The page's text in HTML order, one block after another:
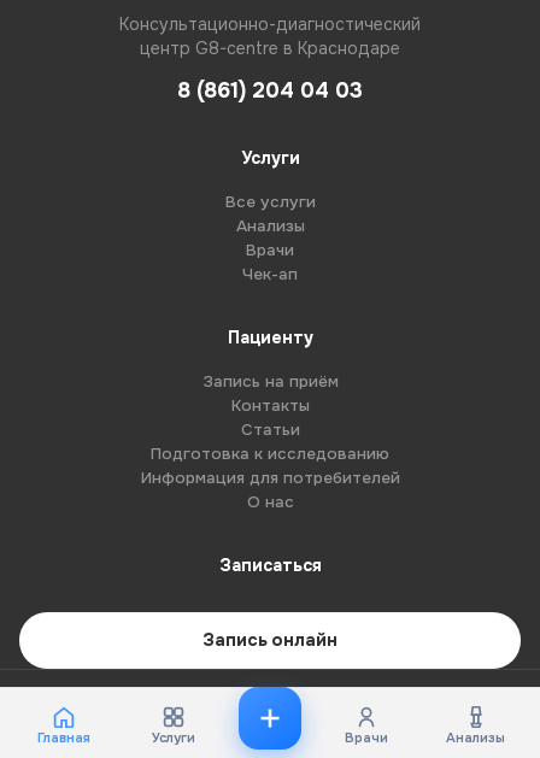
Консультационно-диагностический
центр G8-centre в Краснодаре
8 (861) 204 04 03
Услуги
Все услуги
Анализы
Врачи
Чек-ап
Пациенту
Запись на приём
Контакты
Статьи
Подготовка к исследованию
Информация для потребителей
О нас
Записаться
Запись онлайн
© 2026 G8-centre. Все права защищены.
Имеются противопоказания. Необходима консультация специалиста.
Главная Услуги Врачи Анализы